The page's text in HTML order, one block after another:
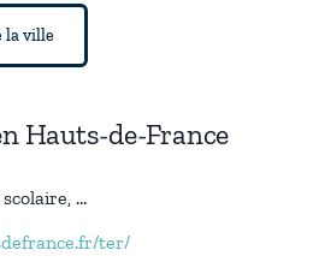
la ville
Hauts-de-France
...
ter/